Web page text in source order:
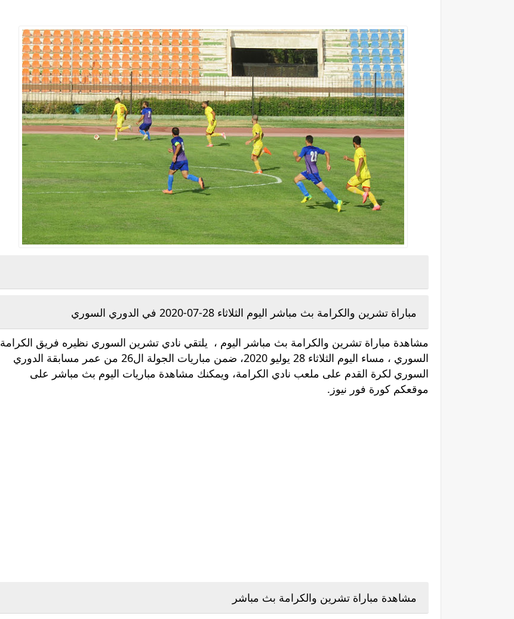
مباراة تشرين والكرامة بث مباشر اليوم الثلاثاء 28-07-2020 في الدوري السوري
مشاهدة مباراة تشرين والكرامة بث مباشر اليوم ، يلتقي نادي تشرين السوري نظيره فريق الكرامة
السوري ، مساء اليوم الثلاثاء 28 يوليو 2020، ضمن مباريات الجولة ال26 من عمر مسابقة الدوري
السوري لكرة القدم على ملعب نادي الكرامة، ويمكنك مشاهدة مباريات اليوم بث مباشر على
موقعكم كورة فور نيوز.
مشاهدة مباراة تشرين والكرامة بث مباشر